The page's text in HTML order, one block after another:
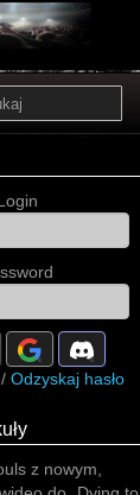
/ Odzyskaj hasło
z nowym,